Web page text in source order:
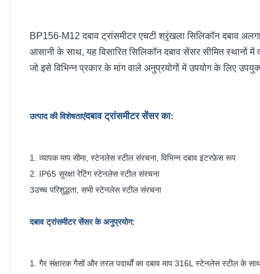
BP156-M12 दबाव ट्रांसमीटर एचटी श्रृंखला सिलिकॉन दबाव
आसानी के साथ, यह विसारित सिलिकॉन दबाव सेंसर सीमित स्थानों
जो इसे विभिन्न प्रकार के मांग वाले अनुप्रयोगों में उपयोग के लिए
उत्पाद की विशेषताएंदबाव ट्रांसमीटर सेंसर का:
1. व्यापक माप सीमा, स्टेनलेस स्टील संरचना, विभिन्न दबाव इंटरफ़ेस रूप
2. IP65 सुरक्षा रेटिंग स्टेनलेस स्टील संरचना
3उच्च परिशुद्धता, सभी स्टेनलेस स्टील संरचना
दबाव ट्रांसमीटर सेंसर के अनुप्रयोग:
1. गैर संक्षारक गैसों और तरल पदार्थों का दबाव माप 316L स्टेनलेस स्टील के